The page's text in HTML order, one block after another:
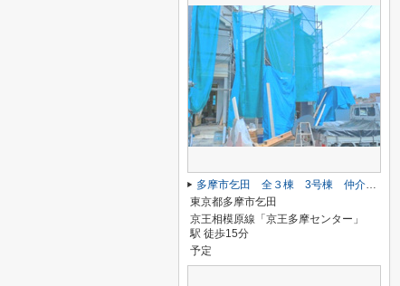
多摩市乞田 全３棟 3号棟 仲介手数料無料
東京都多摩市乞田
京王相模原線「京王多摩センター」
駅 徒歩15分
予定